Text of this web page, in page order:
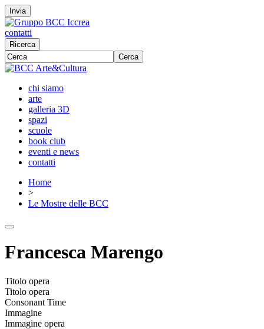
Invia
contatti
Ricerca
Cerca
chi siamo
arte
galleria 3D
spazi
scuole
book club
eventi e news
contatti
Home
>
Le Mostre delle BCC
Francesca Marengo
Titolo opera
Titolo opera
Consonant Time
Immagine
Immagine opera